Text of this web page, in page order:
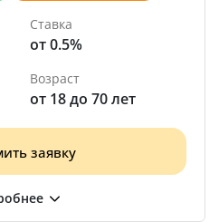
Ставка
от 0.5%
Возраст
от 18 до 70 лет
заявку